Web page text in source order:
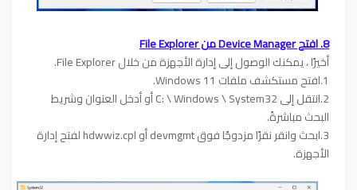
8. افتح Device Manager من File Explorer
أخيرًا ، يمكنك الوصول إلى إدارة الأجهزة من خلال File Explorer.
1.افتح مستكشف ملفات Windows 11.
2.انتقل إلى C: \ Windows \ System32 أو أدخل العنوان وشريط
البحث مباشرةً.
3.ابحث وانقر نقرًا مزدوجًا فوق devmgmt أو hdwwiz.cpl لفتح إدارة
الأجهزة.